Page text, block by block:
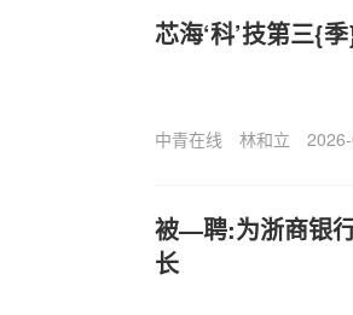
芯海‘科’技第三{
中青在线 林和立
被—聘:为浙商银
长